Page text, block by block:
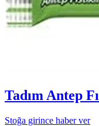
Tadım Antep
Stoğa girince haber ver